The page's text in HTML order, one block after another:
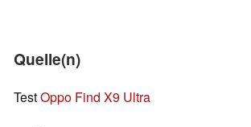
Quelle(n)
TestOppo Find X9 Ultra